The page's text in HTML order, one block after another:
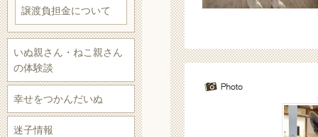
譲渡負担金について
いぬ親さん・ねこ親さん
の体験談
幸せをつかんだいぬ
迷子情報